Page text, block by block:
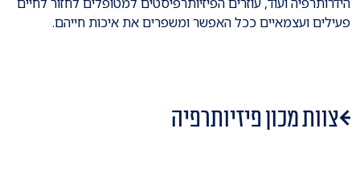
פעילים ועצמאיים ככל האפשר ומשפרים את איכות חייהם.
צוות מכון פיזיותרפיה